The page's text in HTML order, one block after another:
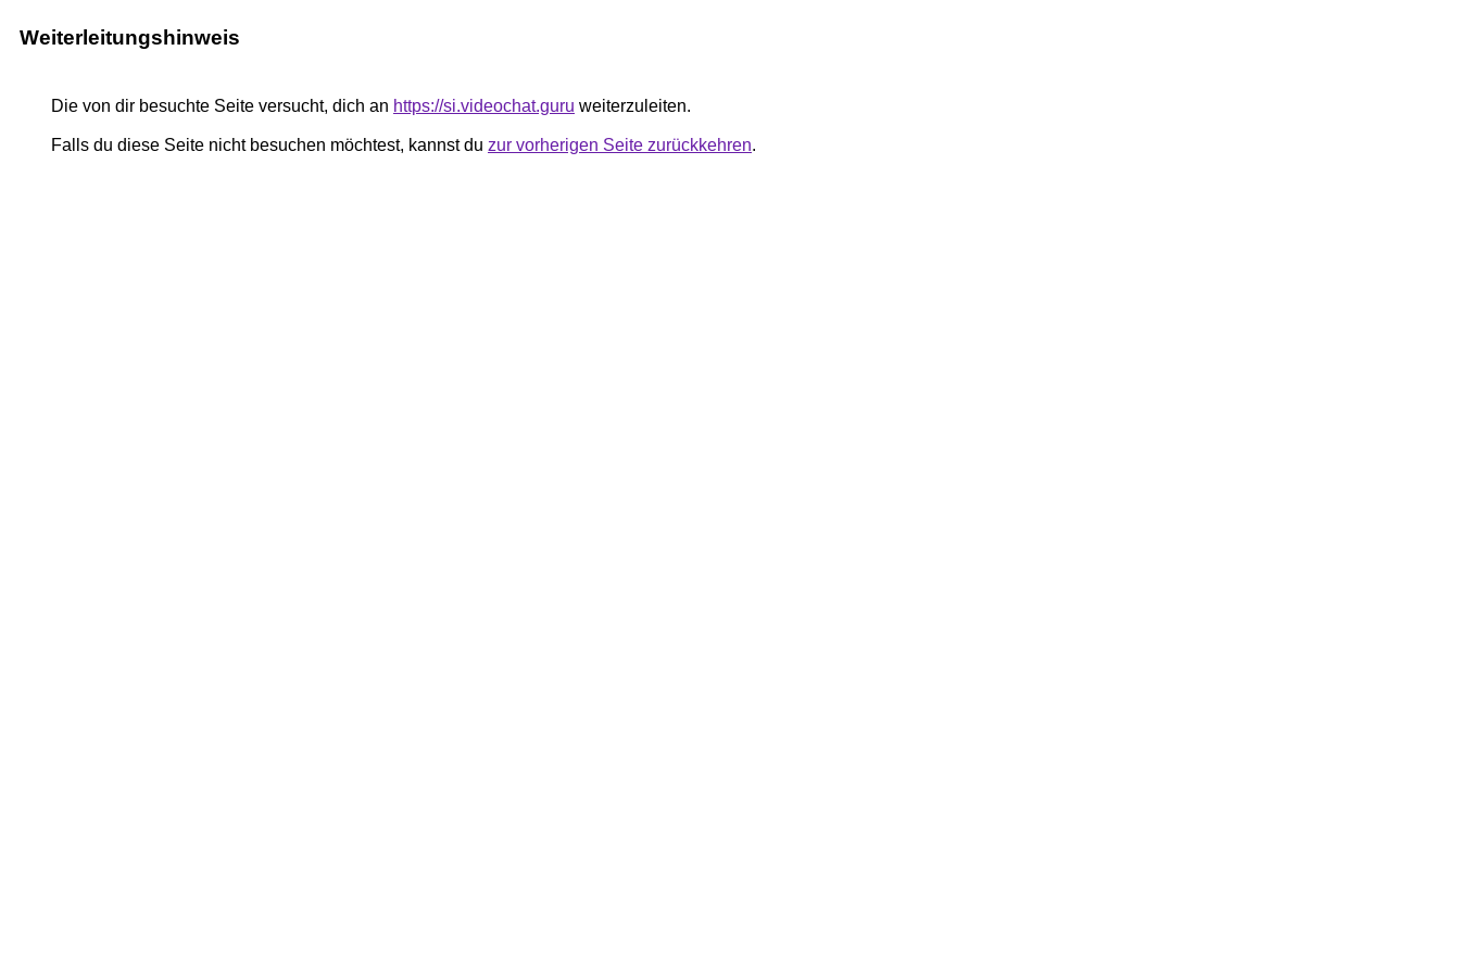
Weiterleitungshinweis
Die von dir besuchte Seite versucht, dich an https://si.videochat.guru weiterzuleiten.
Falls du diese Seite nicht besuchen möchtest, kannst du zur vorherigen Seite zurückkehren.